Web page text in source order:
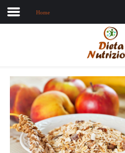
Dieta e nutrizione
Intolleranze
Terapie Naturali
Home